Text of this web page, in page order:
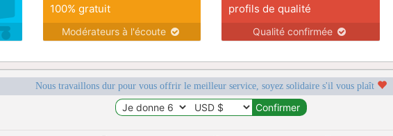
100% gratuit
Modérateurs à l'écoute
profils de qualité
Qualité confirmée
Nous travaillons dur pour vous offrir le meilleur service, soyez solidaire s'il vous plaît